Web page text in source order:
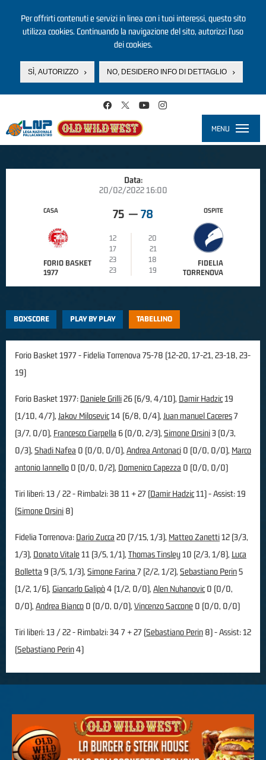
Per offrirti contenuti e servizi in linea con i tuoi interessi, questo sito
utilizza cookies. Continuando la navigazione del sito, autorizzi l’uso
dei cookies.
SÌ, AUTORIZZO NO, DESIDERO INFO DI DETTAGLIO
MENU
Data:
20/02/2022 16:00
CASA
FORIO BASKET
1977
75 — 78
12
20
17
21
23
18
23
19
OSPITE
FIDELIA
TORRENOVA
BOXSCORE PLAY BY PLAY TABELLINO
Forio Basket 1977 - Fidelia Torrenova 75-78 (12-20, 17-21, 23-18, 23-
19)
Forio Basket 1977: Daniele Grilli26 (6/9, 4/10), Damir Hadzic19
(1/10, 4/7), Jakov Milosevic14 (6/8, 0/4), Juan manuel Caceres7
(3/7, 0/0), Francesco Ciarpella 6 (0/0, 2/3), Simone Orsini3 (0/3,
0/3), Shadi Nafea 0 (0/0, 0/0), Andrea Antonaci 0 (0/0, 0/0), Marco
antonio Iannello 0 (0/0, 0/2), Domenico Capezza 0 (0/0, 0/0)
Tiri liberi: 13 / 22 - Rimbalzi: 38 11 + 27 (Damir Hadzic11) - Assist: 19
(Simone Orsini 8)
Fidelia Torrenova: Dario Zucca 20 (7/15, 1/3), Matteo Zanetti12 (3/3,
1/3), Donato Vitale11 (3/5, 1/1), Thomas Tinsley10 (2/3, 1/8), Luca
Bolletta 9 (3/5, 1/3), Simone Farina 7 (2/2, 1/2), Sebastiano Perin5
(1/2, 1/6), Giancarlo Galipò4 (1/2, 0/0), Alen Nuhanovic0 (0/0,
0/0), Andrea Bianco 0 (0/0, 0/0), Vincenzo Saccone 0 (0/0, 0/0)
Tiri liberi: 13 / 22 - Rimbalzi: 34 7 + 27 (Sebastiano Perin 8) - Assist: 12
(Sebastiano Perin4)